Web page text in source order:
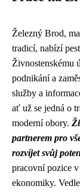
Železný Brod,
tradicí, nabízí
Živnostenskému
podnikání a
služby a
ať už se jedná o
moderní obory.
partnerem pro
rozvíjet svůj
pracovní pozice
ekonomiky.